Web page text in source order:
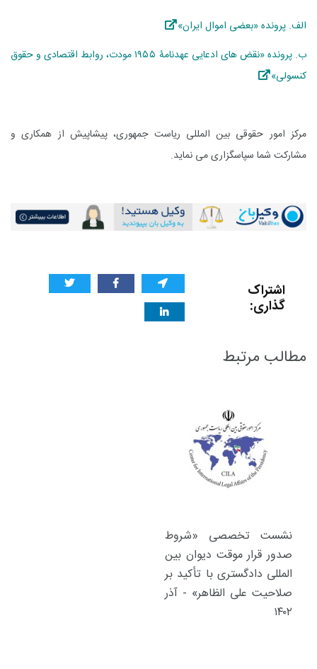
الف. پرونده «بعضی اموال ایران»
ب. پرونده «نقض های ادعایی عهدنامۀ ۱۹۵۵ مودت، روابط اقتصادی و حقوق
کنسولی»
مرکز امور حقوقی بین المللی ریاست جمهوری، پیشاپیش از همکاری و
مشارکت شما سپاسگزاری می نماید.
اشتراک
گذاری:
مطالب مرتبط
نشست تخصصی «شروط
صدور قرار موقت دیوان بین
المللی دادگستری با تأکید بر
صلاحیت علی الظاهر» - آذر
۱۴۰۲